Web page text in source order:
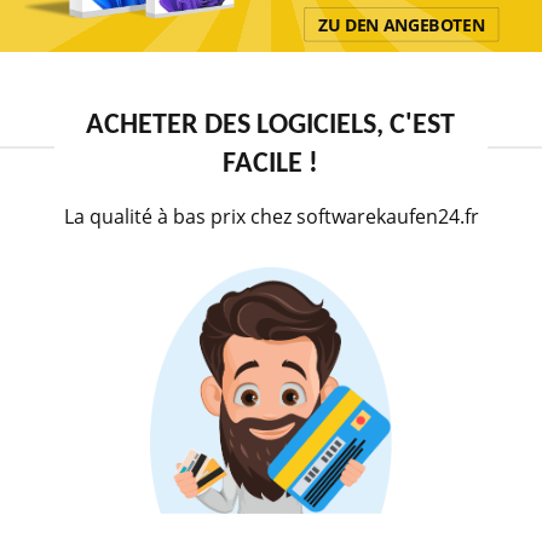
ZU DEN ANGEBOTEN
ACHETER DES LOGICIELS, C'EST
FACILE !
La qualité à bas prix chez softwarekaufen24.fr